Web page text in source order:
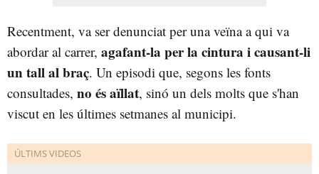
Recentment, va ser denunciat per una veïna a qui va
abordar al carrer, agafant-la per la cintura i causant-li
un tall al braç. Un episodi que, segons les fonts
consultades, no és aïllat, sinó un dels molts que s'han
viscut en les últimes setmanes al municipi.